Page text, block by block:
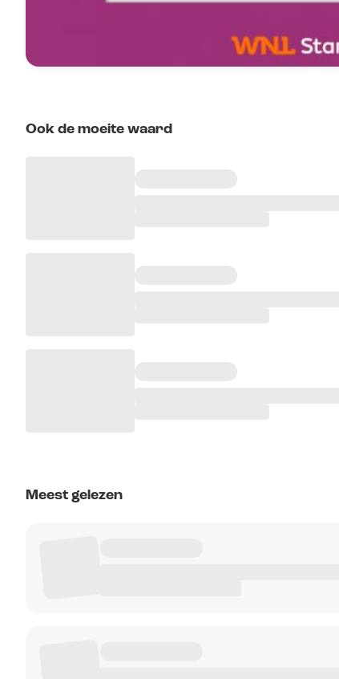
Ook de moeite waard
Meest gelezen